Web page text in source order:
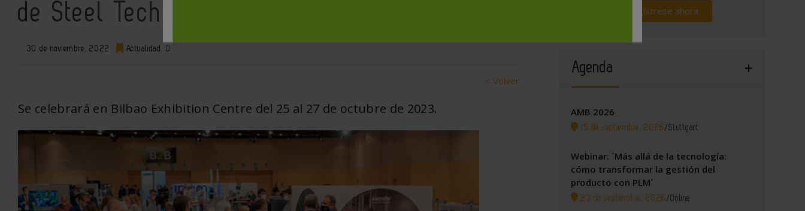
de Steel Tech
30 de noviembre, 2022 Actualidad 0
< Volver
Se celebrará en Bilbao Exhibition Centre del 25 al 27 de octubre de 2023.
Regístrese ahora
Agenda
AMB 2026
15 de septiembre, 2026 /Stuttgart
Webinar: ´Más allá de la tecnología:
cómo transformar la gestión del
producto con PLM´
23 de septiembre, 2026 /Online